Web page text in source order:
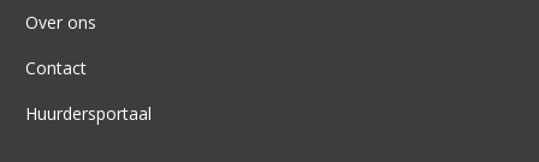
Over ons
Contact
Huurdersportaal